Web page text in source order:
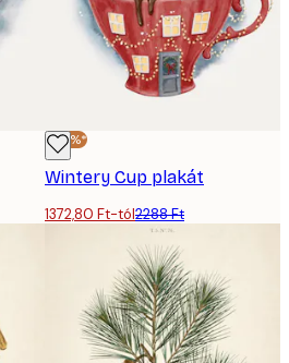
-40%*
Wintery Cup plakát
1372,80 Ft-tól2288 Ft